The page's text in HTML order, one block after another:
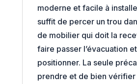
moderne et facile à
suffit de percer un trou
de mobilier qui doit la
faire passer l’évacuation
positionner. La seule
prendre et de bien vérifier